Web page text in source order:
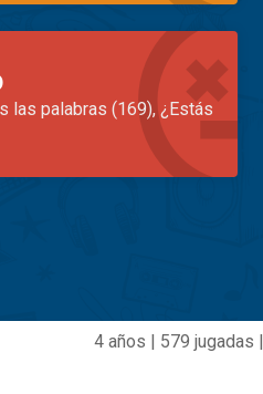
las palabras (169), ¿Estás
4 años | 579 jugadas |